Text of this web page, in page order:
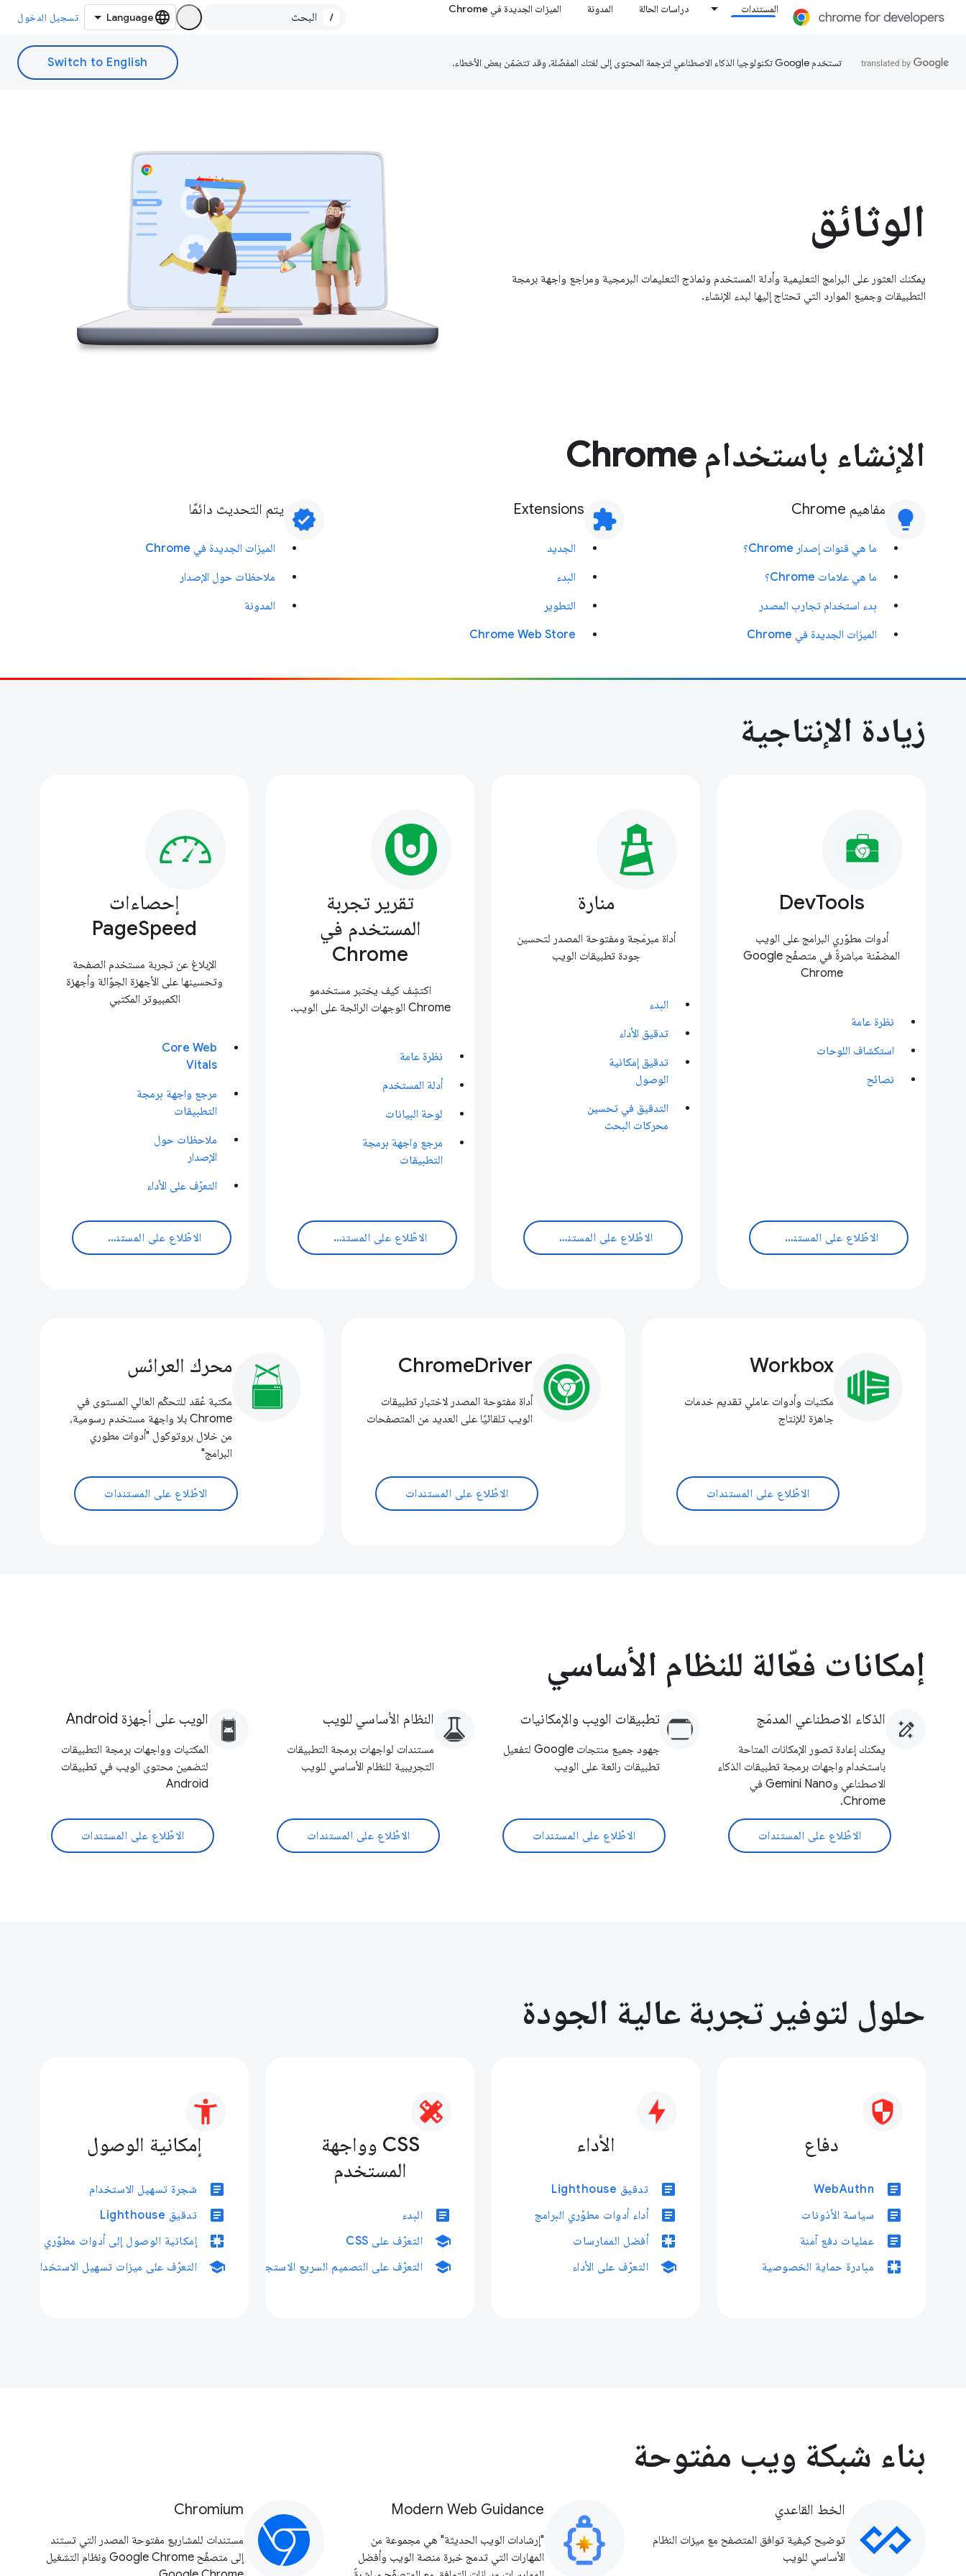
المستندات دراسات الحالة المدونة الميزات الجديدة في Chrome
/ تسجيل الدخول
تستخدم Google تكنولوجيا الذكاء الاصطناعي لترجمة المحتوى إلى لغتك المفضّلة، وقد تتضمّن بعض الأخطاء.
الوثائق
يمكنك العثور على البرامج التعليمية وأدلة المستخدم ونماذج التعليمات البرمجية ومراجع واجهة برمجة
التطبيقات وجميع الموارد التي تحتاج إليها لبدء الإنشاء.
الإنشاء باستخدام Chrome
lightbulb مفاهيم Chrome
ما هي قنوات إصدار Chrome؟
ما هي علامات Chrome؟
بدء استخدام تجارب المصدر
الميزات الجديدة في Chrome
extension
Extensions
الجديد
البدء
التطوير
Chrome Web Store
verified يتم التحديث دائمًا
الميزات الجديدة في Chrome
ملاحظات حول الإصدار
المدونة
زيادة الإنتاجية
DevTools
أدوات مطوّري البرامج على الويب
المضمّنة مباشرةً في متصفّح Google
Chrome
نظرة عامة
استكشاف اللوحات
نصائح
الاطّلاع على المستندات
منارة
أداة مبرمَجة ومفتوحة المصدر لتحسين
جودة تطبيقات الويب
البدء
تدقيق الأداء
تدقيق إمكانية
الوصول
التدقيق في تحسين
محركات البحث
الاطّلاع على المستندات
تقرير تجربة
المستخدم في
Chrome
اكتشِف كيف يختبر مستخدمو
Chrome الوجهات الرائجة على الويب.
نظرة عامة
أدلة المستخدم
لوحة البيانات
مرجع واجهة برمجة
التطبيقات
الاطّلاع على المستندات
إحصاءات
PageSpeed
الإبلاغ عن تجربة مستخدم الصفحة
وتحسينها على الأجهزة الجوّالة وأجهزة
الكمبيوتر المكتبي
Core Web
Vitals
مرجع واجهة برمجة
التطبيقات
ملاحظات حول
الإصدار
التعرّف على الأداء
الاطّلاع على المستندات
Workbox
مكتبات وأدوات عاملي تقديم خدمات
جاهزة للإنتاج
الاطّلاع على المستندات
ChromeDriver
أداة مفتوحة المصدر لاختبار تطبيقات
الويب تلقائيًا على العديد من المتصفحات
الاطّلاع على المستندات
محرك العرائس
مكتبة عُقد للتحكّم العالي المستوى في
Chrome بلا واجهة مستخدم رسومية،
من خلال بروتوكول "أدوات مطوري
البرامج"
الاطّلاع على المستندات
إمكانات فعّالة للنظام الأساسي
الذكاء الاصطناعي المدمَج
يمكنك إعادة تصور الإمكانات المتاحة
باستخدام واجهات برمجة تطبيقات الذكاء
الاصطناعي وGemini Nano في
Chrome.
الاطّلاع على المستندات
تطبيقات الويب والإمكانيات
جهود جميع منتجات Google لتفعيل
تطبيقات رائعة على الويب
الاطّلاع على المستندات
النظام الأساسي للويب
مستندات لواجهات برمجة التطبيقات
التجريبية للنظام الأساسي للويب
الاطّلاع على المستندات
الويب على أجهزة Android
المكتبات وواجهات برمجة التطبيقات
لتضمين محتوى الويب في تطبيقات
Android
الاطّلاع على المستندات
حلول لتوفير تجربة عالية الجودة
دفاع
article
WebAuthn
article سياسة الأذونات
article عمليات دفع آمنة
pages مبادرة حماية الخصوصية
الأداء
article تدقيق Lighthouse
article أداء أدوات مطوّري البرامج
pages أفضل الممارسات
school التعرّف على الأداء
CSS وواجهة
المستخدم
article البدء
school التعرّف على CSS
school التعرّف على التصميم السريع الاستجابة
إمكانية الوصول
article شجرة تسهيل الاستخدام
article تدقيق Lighthouse
pages إمكانية الوصول إلى أدوات مطوّري البرامج
school التعرّف على ميزات تسهيل الاستخدام
بناء شبكة ويب مفتوحة
الخط القاعدي
توضيح كيفية توافق المتصفح مع ميزات النظام
الأساسي للويب
Modern Web Guidance
"إرشادات الويب الحديثة" هي مجموعة من
المهارات التي تدمج خبرة منصة الويب وأفضل
Chromium
مستندات للمشاريع مفتوحة المصدر التي تستند
إلى متصفّح Google Chrome ونظام التشغيل